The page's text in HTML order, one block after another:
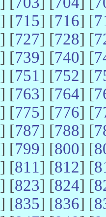
] [715] [716] [
] [727] [728] [
] [739] [740] [
] [751] [752] [
] [763] [764] [
] [775] [776] [
] [787] [788] [
] [799] [800] [
] [811] [812] [
] [823] [824] [
] [835] [836] [